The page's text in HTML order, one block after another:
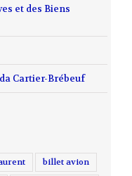
et des Biens
Cartier-Brébeuf
billet avion